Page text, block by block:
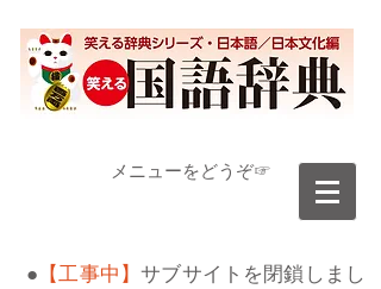
​メニューをどうぞ☞
● 【工事中】サブサイトを閉鎖しまし